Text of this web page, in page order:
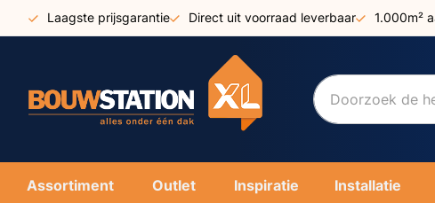
Ga
naar
Laagste prijsgarantie Direct uit voorraad leverbaar 1.000m²
Assortiment Outlet Inspiratie Installatie